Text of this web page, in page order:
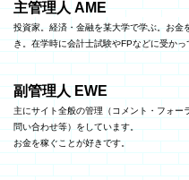
主管理人 AME
投資家。経済・金融を某大学で学ぶ。お金
き。在学時に会計士試験やFPなどに受か
副管理人 EWE
主にサイト全般の管理（コメント・フォー
問い合わせ等）をしています。
お金を稼ぐことが好きです。